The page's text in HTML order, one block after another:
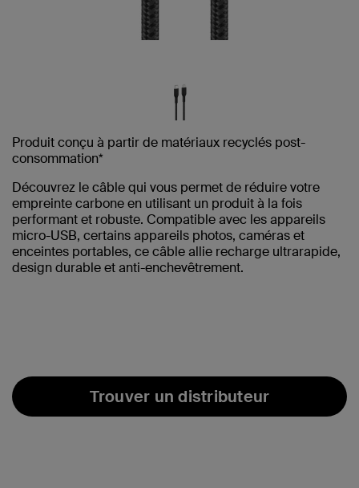
Produit conçu à partir de matériaux recyclés post-
consommation*
Découvrez le câble qui vous permet de réduire votre
empreinte carbone en utilisant un produit à la fois
performant et robuste. Compatible avec les appareils
micro-USB, certains appareils photos, caméras et
enceintes portables, ce câble allie recharge ultrarapide,
design durable et anti-enchevêtrement.
Trouver un distributeur